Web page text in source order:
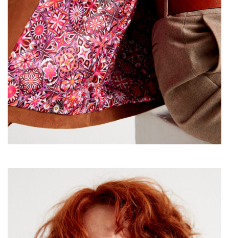
Lederjackeaus leichtem Lammvelours mit bedrucktem
Innenfutter, sportlicher und kürzerer Schnitt